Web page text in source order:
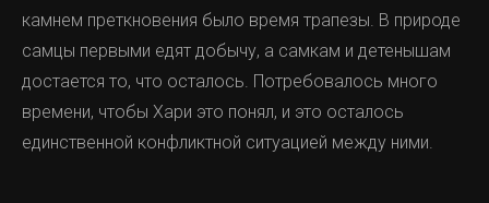
камнем преткновения было время трапезы. В природе
самцы первыми едят добычу, а самкам и детенышам
достается то, что осталось. Потребовалось много
времени, чтобы Хари это понял, и это осталось
единственной конфликтной ситуацией между ними.